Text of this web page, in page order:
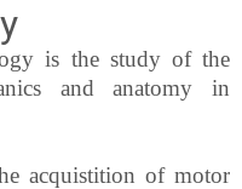
is the study of the
and anatomy in
acquistition of motor